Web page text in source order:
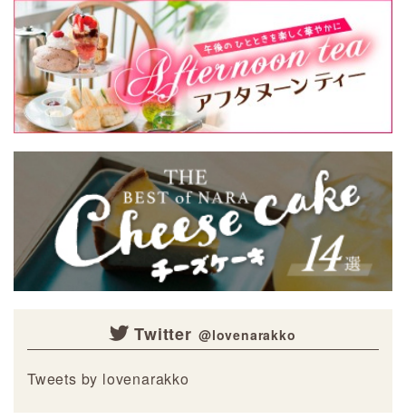
Twitter
Tweets by lovenarakko